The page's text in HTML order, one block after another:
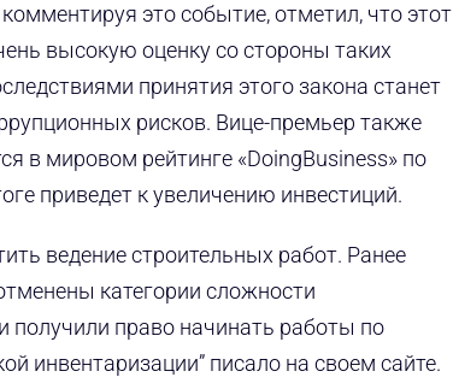
это событие, отметил, что этот
высокую оценку со стороны таких
принятия этого закона станет
рисков. Вице-премьер также
в мировом рейтинге «DoingBusiness» по
приведет к увеличению инвестиций.
ведение строительных работ. Ранее
категории сложности
получили право начинать работы по
инвентаризации” писало на своем сайте.